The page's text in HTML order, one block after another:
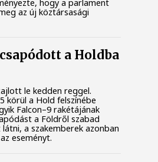
hogy a parlament
az új köztársasági
a Holdba
le kedden reggel.
körül a Hold felszínébe
Falcon–9 rakétájának
a Földről szabad
a szakemberek azonban
eseményt.